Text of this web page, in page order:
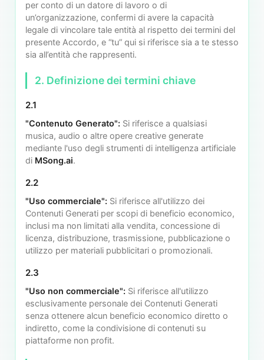
per conto di un datore di lavoro o di
un’organizzazione, confermi di avere la capacità
legale di vincolare tale entità al rispetto dei termini del
presente Accordo, e “tu” qui si riferisce sia a te stesso
sia all’entità che rappresenti.
2. Definizione dei termini chiave
2.1
"Contenuto Generato": Si riferisce a qualsiasi
musica, audio o altre opere creative generate
mediante l'uso degli strumenti di intelligenza artificiale
di MSong.ai.
2.2
"Uso commerciale": Si riferisce all'utilizzo dei
Contenuti Generati per scopi di beneficio economico,
inclusi ma non limitati alla vendita, concessione di
licenza, distribuzione, trasmissione, pubblicazione o
utilizzo per materiali pubblicitari o promozionali.
2.3
"Uso non commerciale": Si riferisce all'utilizzo
esclusivamente personale dei Contenuti Generati
senza ottenere alcun beneficio economico diretto o
indiretto, come la condivisione di contenuti su
piattaforme non profit.